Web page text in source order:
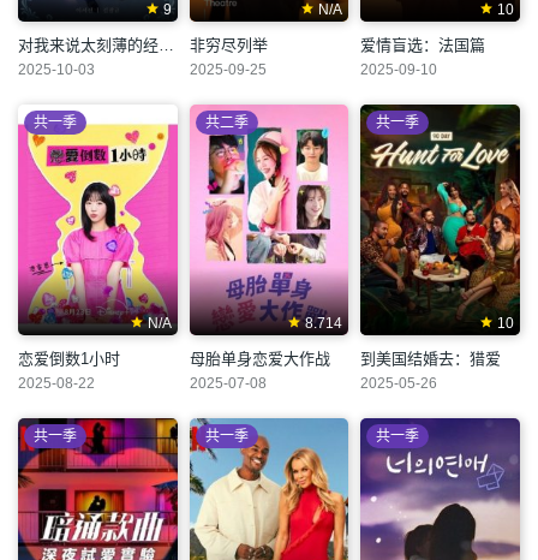
9
对我来说太刻薄的经纪人 – 秘书镇
2025-10-03
N/A
非穷尽列举
2025-09-25
10
爱情盲选：法国篇
2025-09-10
N/A
共一季
恋爱倒数1小时
2025-08-22
8.714
共二季
母胎单身恋爱大作战
2025-07-08
10
共一季
到美国结婚去：猎爱
2025-05-26
共一季 共一季 共一季